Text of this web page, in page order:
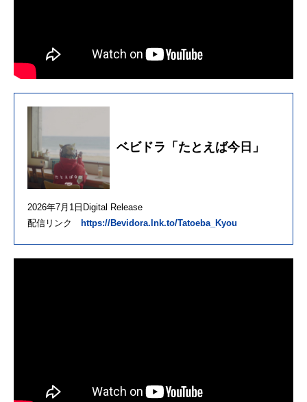
ベビドラ「たとえば今日」
2026年7月1日Digital Release
配信リンク https://Bevidora.lnk.to/Tatoeba_Kyou